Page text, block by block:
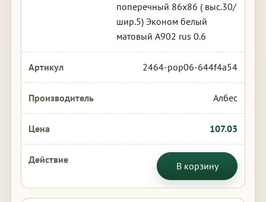
поперечный 86х86 ( выс.30/
шир.5) Эконом белый
матовый А902 rus 0.6
2464-pop06-644f4a54
Албес
107.03
В корзину